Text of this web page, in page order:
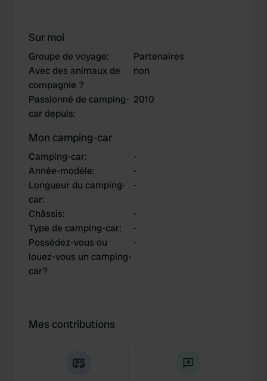
Sur moi
Groupe de voyage:
Partenaires
Avec des animaux de
compagnie ?
non
Passionné de camping-
car depuis:
2010
Mon camping-car
Camping-car:
-
Année-modèle:
-
Longueur du camping-
car:
-
Châssis:
-
Type de camping-car:
-
Possédez-vous ou
louez-vous un camping-
car?
-
Mes contributions